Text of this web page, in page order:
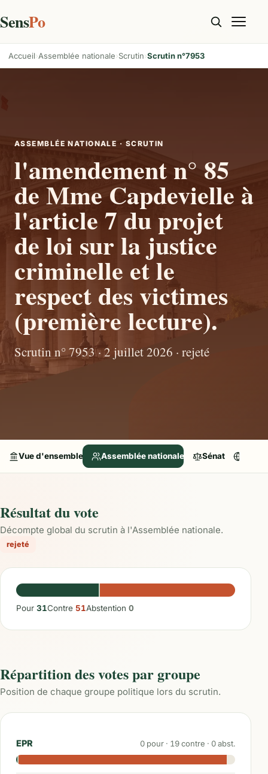
SensPo
Accueil Assemblée nationale Scrutin Scrutin n°7953
ASSEMBLÉE NATIONALE · SCRUTIN
l'amendement n° 85
de Mme Capdevielle à
l'article 7 du projet
de loi sur la justice
criminelle et le
respect des victimes
(première lecture).
Scrutin n° 7953 · 2 juillet 2026 · rejeté
Vue d'ensemble Assemblée nationale Sénat
Résultat du vote
Décompte global du scrutin à l'Assemblée nationale.
rejeté
Pour 31Contre 51Abstention 0
Répartition des votes par groupe
Position de chaque groupe politique lors du scrutin.
EPR 0 pour · 19contre · 0abst.